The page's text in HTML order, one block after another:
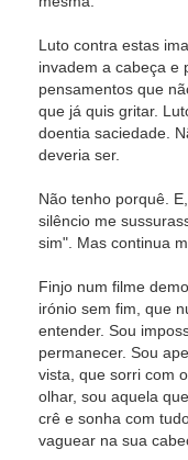
Luto contra estas
invadem a cabeça e
pensamentos que
que já quis gritar.
doentia saciedade.
deveria ser.
Não tenho porquê.
silêncio me
sim". Mas continua
Finjo num filme
irónio sem fim, que
entender. Sou
permanecer. Sou
vista, que sorri com
olhar, sou aquela
crê e sonha com
vaguear na sua